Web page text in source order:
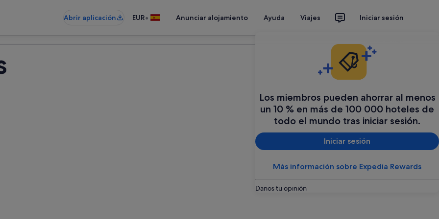
Abrir aplicación EUR• Anunciar alojamiento Ayuda Viajes Iniciar sesión
Los miembros pueden ahorrar al menos
un 10 % en más de 100 000 hoteles de
todo el mundo tras iniciar sesión.
Iniciar sesión
Más información sobre Expedia Rewards
Danos tu opinión